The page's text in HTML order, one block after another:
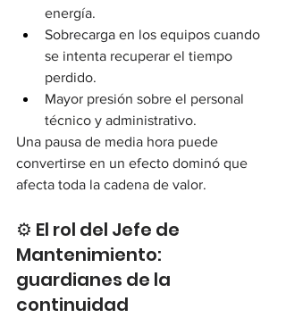
energía.
Sobrecarga en los equipos cuando
se intenta recuperar el tiempo
perdido.
Mayor presión sobre el personal
técnico y administrativo.
Una pausa de media hora puede
convertirse en un efecto dominó que
afecta toda la cadena de valor.
⚙️ El rol del Jefe de
Mantenimiento:
guardianes de la
continuidad